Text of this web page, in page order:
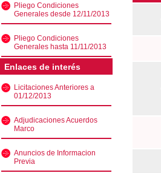
Pliego Condiciones
Generales desde 12/11/2013
Pliego Condiciones
Generales hasta 11/11/2013
Enlaces de interés
Licitaciones Anteriores a
01/12/2013
Adjudicaciones Acuerdos
Marco
Anuncios de Informacion
Previa